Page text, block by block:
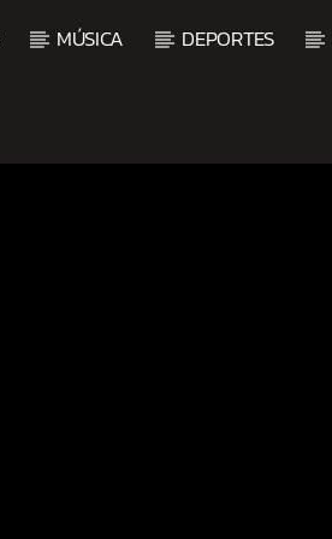
MÚSICA DEPORTES